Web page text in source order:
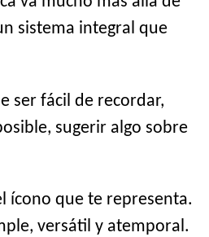
sistema integral que
ser fácil de recordar,
sugerir algo sobre
ícono que te representa.
versátil y atemporal.